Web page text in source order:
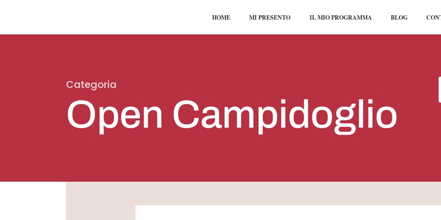
HOME MI PRESENTO IL MIO PROGRAMMA BLOG
Categoria
Open Campidoglio